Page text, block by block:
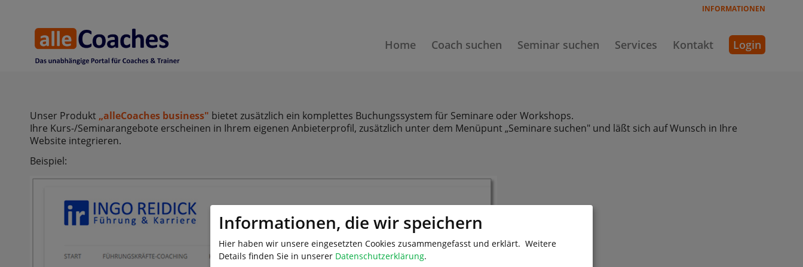
INFORMATIONEN
Home Coach suchen Seminar suchen Services Kontakt Login
Unser Produkt „alleCoaches business" bietet zusätzlich ein komplettes Buchungssystem für Seminare oder Workshops.
Ihre Kurs-/Seminarangebote erscheinen in Ihrem eigenen Anbieterprofil, zusätzlich unter dem Menüpunt „Seminare suchen" und läßt sich auf Wunsch in Ihre
Website integrieren.
Beispiel:
Informationen, die wir speichern
Hier haben wir unsere eingesetzten Cookies zusammengefasst und erklärt. Weitere
Details finden Sie in unserer Datenschutzerklärung.